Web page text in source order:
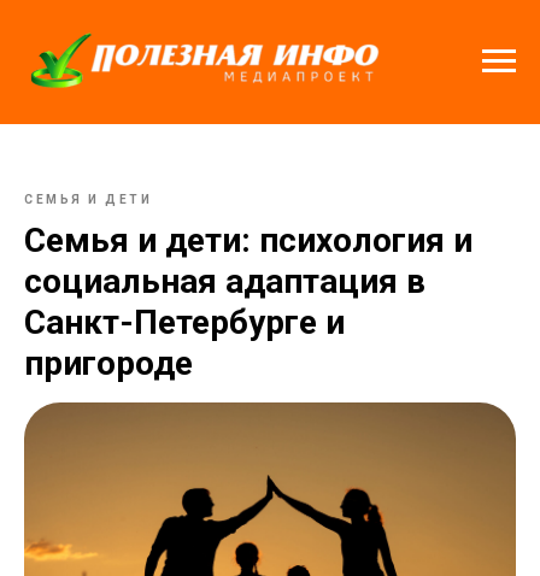
СЕМЬЯ И ДЕТИ
Семья и дети: психология и
социальная адаптация в
Санкт-Петербурге и
пригороде